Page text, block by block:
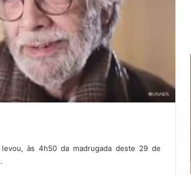
às 4h50 da madrugada deste 29 de